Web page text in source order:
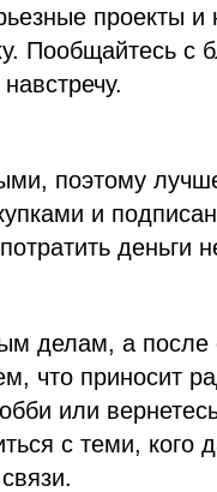
проекты
Пообщайтесь с
поэтому
и
деньги
делам, а после
что приносит
или
с теми, кого